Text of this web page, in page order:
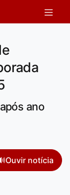
ano
Ouvir notícia